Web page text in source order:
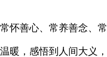
常怀善心、常养善念、
温暖，感悟到人间大义